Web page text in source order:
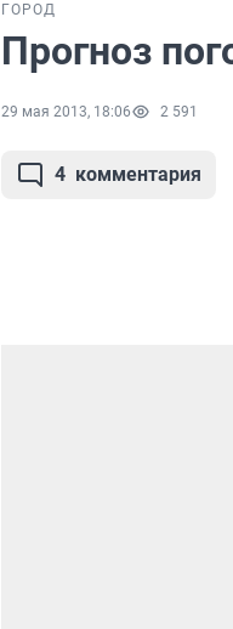
ГОРОД
Прогноз
29 мая 2013, 18:06 2 591
4 комментария